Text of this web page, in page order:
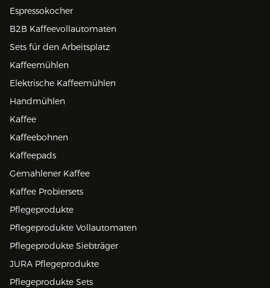
Espressokocher
B2B Kaffeevollautomaten
Sets für den Arbeitsplatz
Kaffeemühlen
Elektrische Kaffeemühlen
Handmühlen
Kaffee
Kaffeebohnen
Kaffeepads
Gemahlener Kaffee
Kaffee Probiersets
Pflegeprodukte
Pflegeprodukte Vollautomaten
Pflegeprodukte Siebträger
JURA Pflegeprodukte
Pflegeprodukte Sets